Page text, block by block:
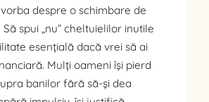
despre o schimbare de
spui „nu” cheltuielilor inutile
esențială dacă vrei să ai
Mulți oameni își pierd
banilor fără să-și dea